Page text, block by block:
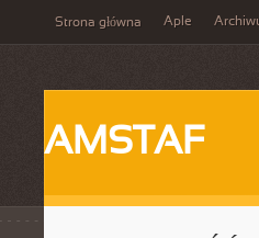
Strona główna Aple
AMSTAF